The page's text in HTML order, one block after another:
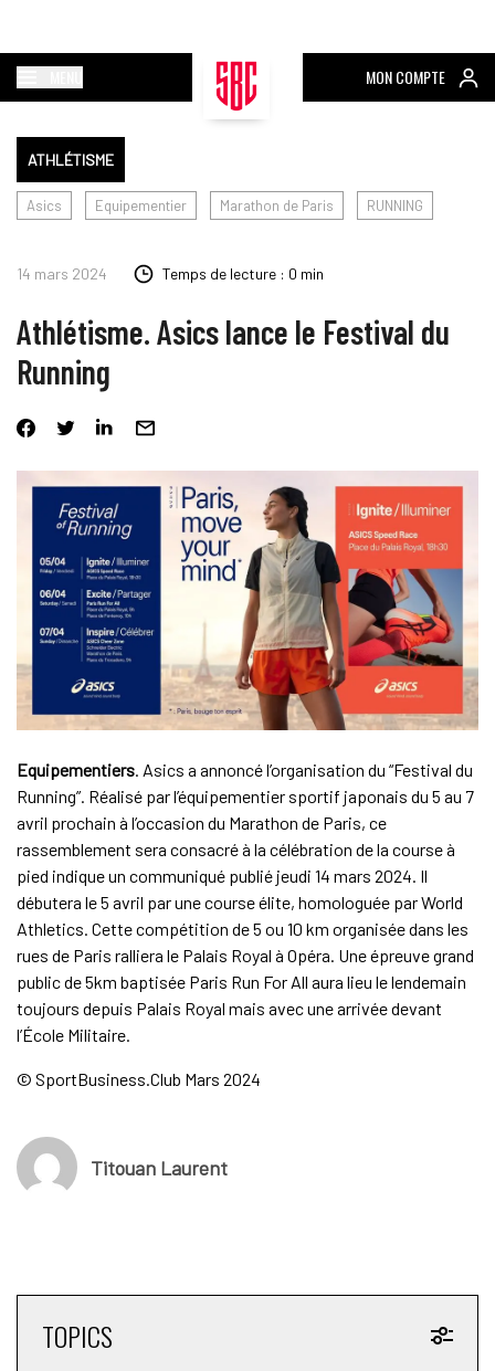
MON COMPTE
ATHLÉTISME
Asics Equipementier Marathon de Paris RUNNING
14 mars 2024 Temps de lecture : 0 min
Athlétisme. Asics lance le Festival du
Running
Equipementiers. Asics a annoncé l’organisation du “Festival du
Running”. Réalisé par l’équipementier sportif japonais du 5 au 7
avril prochain à l’occasion du Marathon de Paris, ce
rassemblement sera consacré à la célébration de la course à
pied indique un communiqué publié jeudi 14 mars 2024. Il
débutera le 5 avril par une course élite, homologuée par World
Athletics. Cette compétition de 5 ou 10 km organisée dans les
rues de Paris ralliera le Palais Royal à Opéra. Une épreuve grand
public de 5km baptisée Paris Run For All aura lieu le lendemain
toujours depuis Palais Royal mais avec une arrivée devant
l’École Militaire.
© SportBusiness.Club Mars 2024
Titouan Laurent
TOPICS